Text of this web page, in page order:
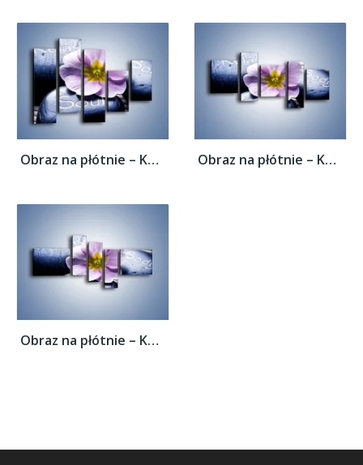
Obraz na płótnie – Kwiat z przekazem –... Obraz na płótnie – Kwiat z przekazem –...
Obraz na płótnie – Kwiat z przekazem –...